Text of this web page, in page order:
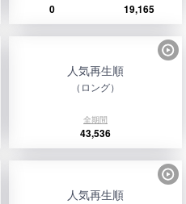
0 19,165
人気再生順
（ロング）
全期間
43,536
人気再生順